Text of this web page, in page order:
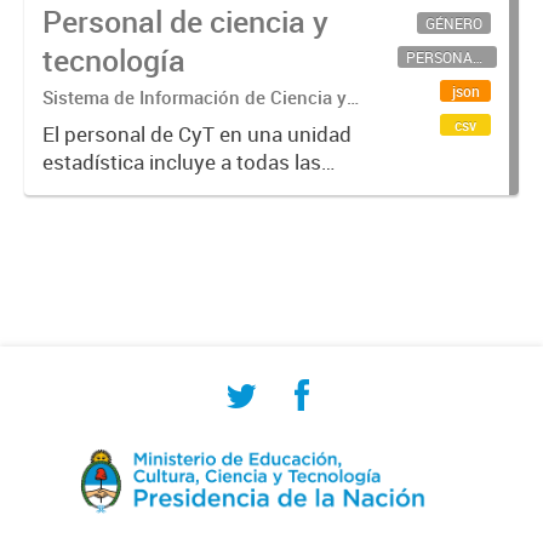
Personal de ciencia y
tecnología
Sistema de Información de Ciencia y
Tecnología Argentino (SICYTAR)
El personal de CyT en una unidad
estadística incluye a todas las
personas involucradas
GÉNERO
PERSONAL CIENTÍFICO-TECNOLÓGICO
json
csv